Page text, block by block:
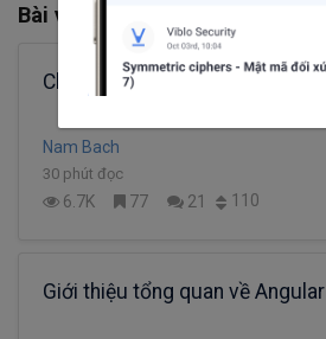
Bài viết liên quan
Chuyện nhảy việc cuối năm
Nam Bach
30 phút đọc
6.7K 77 21 110
Giới thiệu tổng quan về Angular